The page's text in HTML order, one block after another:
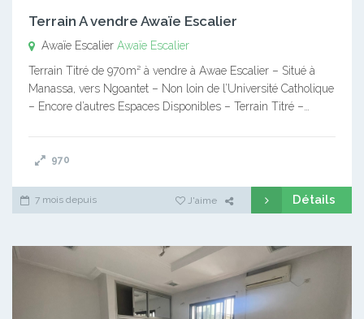
Terrain A vendre Awaïe Escalier
Awaïe Escalier Awaïe Escalier
Terrain Titré de 970m² à vendre à Awae Escalier – Situé à
Manassa, vers Ngoantet – Non loin de l’Université Catholique
– Encore d’autres Espaces Disponibles – Terrain Titré –…
970
7 mois depuis J'aime Détails